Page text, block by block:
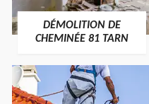
DÉMOLITION DE
CHEMINÉE 81 TARN